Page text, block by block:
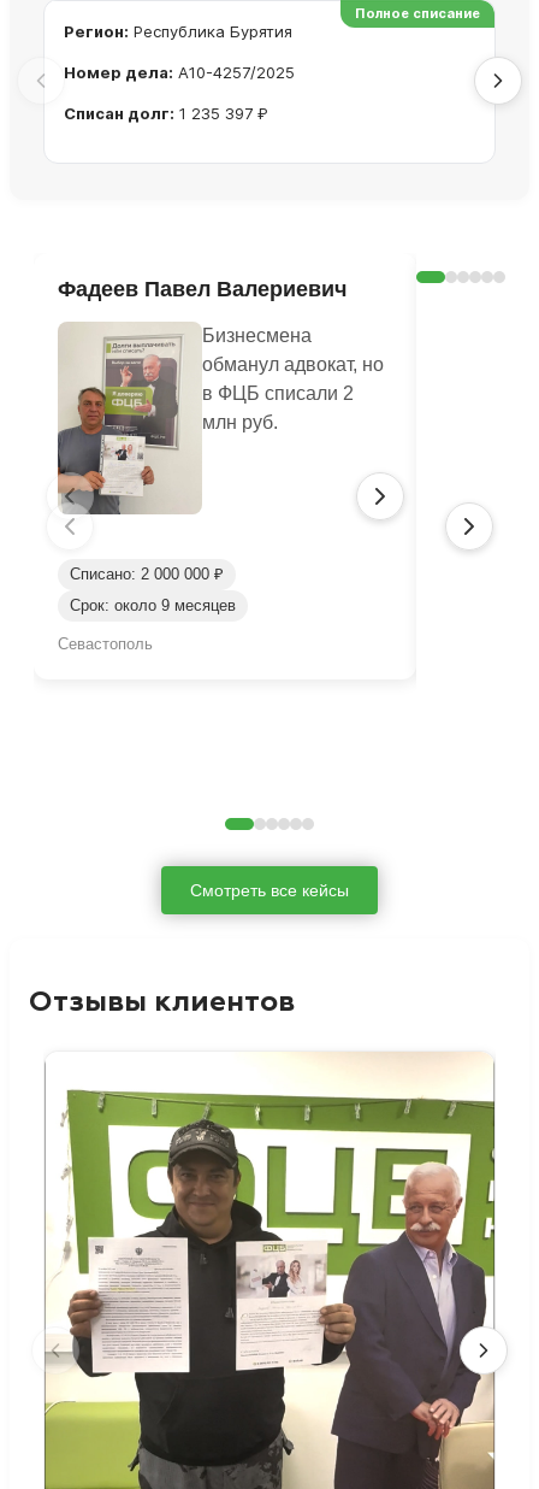
Полное списание
Регион: Республика Бурятия
Номер дела: А10-4257/2025
Списан долг: 1 235 397 ₽
Фадеев Павел Валериевич
Бизнесмена
обманул адвокат, но
в ФЦБ списали 2
млн руб.
Списано: 2 000 000 ₽
Срок: около 9 месяцев
Севастополь
Кашлюк
Смотреть все кейсы
Отзывы клиентов